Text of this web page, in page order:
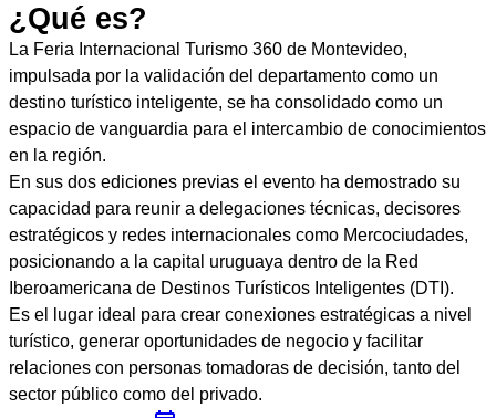
¿Qué es?
La Feria Internacional Turismo 360 de Montevideo,
impulsada por la validación del departamento como un
destino turístico inteligente, se ha consolidado como un
espacio de vanguardia para el intercambio de conocimientos
en la región.
En sus dos ediciones previas el evento ha demostrado su
capacidad para reunir a delegaciones técnicas, decisores
estratégicos y redes internacionales como Mercociudades,
posicionando a la capital uruguaya dentro de la Red
Iberoamericana de Destinos Turísticos Inteligentes (DTI).
Es el lugar ideal para crear conexiones estratégicas a nivel
turístico, generar oportunidades de negocio y facilitar
relaciones con personas tomadoras de decisión, tanto del
sector público como del privado.